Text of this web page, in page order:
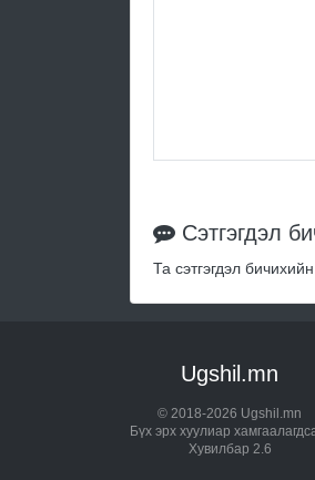
Сэтгэгдэл
Та сэтгэгдэл
Ugshil.mn
© 2018-2026 Ugshil.mn
Бүх эрх хуулиар
Хувилбар 2.6